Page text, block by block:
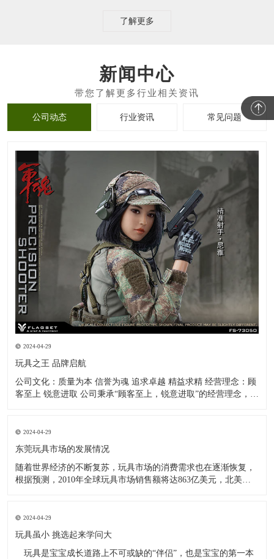
了解更多
新闻中心
公司动态 行业资讯 常见问题
2024-04-29
玩具之王 品牌启航
公司文化：质量为本 信誉为魂 追求卓越 精益求精 经营理念：顾
客至上 锐意进取 公司秉承“顾客至上，锐意进取”的经营理念，坚
2024-04-29
东莞玩具市场的发展情况
随着世界经济的不断复苏，玩具市场的消费需求也在逐渐恢复，
根据预测，2010年全球玩具市场销售额将达863亿美元，北美和
均为中国产品，全球市场上(中国大陆除外)超过2/
2024-04-29
玩具虽小 挑选起来学问大
玩具是宝宝成长道路上不可或缺的“伴侣”，也是宝宝的第一本